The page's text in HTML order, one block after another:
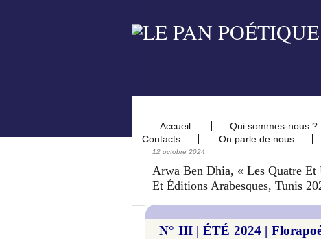
Accueil Qui sommes-nous ?
Contacts
On parle de nous
12 octobre 2024
Arwa Ben Dhia, « Les Quatre Et
Et Éditions Arabesques, Tunis
N° III | ÉTÉ 2024 |